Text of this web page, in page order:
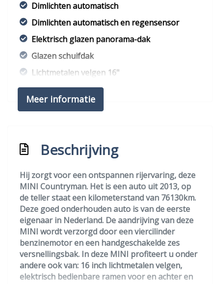
Dimlichten automatisch
Dimlichten automatisch en regensensor
Elektrisch glazen panorama-dak
Glazen schuifdak
Lichtmetalen velgen 16"
Mistlampen voor
Parkeersensor achter
Achterbank in delen neerklapbaar
Armsteun achter
Binnenspiegel automatisch dimmend
Buitentemperatuurmeter
Elektrische ramen voor en achter
Passagiersstoel in hoogte verstelbaar
Stuur leder
Meer informatie
Beschrijving
Hij zorgt voor een ontspannen rijervaring, deze
MINI Countryman. Het is een auto uit 2013, op
de teller staat een kilometerstand van 76130km.
Deze goed onderhouden auto is van de eerste
eigenaar in Nederland. De aandrijving van deze
MINI wordt verzorgd door een viercilinder
benzinemotor en een handgeschakelde zes
versnellingsbak. In deze MINI profiteert u onder
andere ook van: 16 inch lichtmetalen velgen,
elektrisch bedienbare ramen voor en achter en